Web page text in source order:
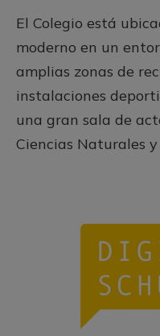
El Colegio está
moderno en un
amplias zonas de
instalaciones
una gran sala de
Ciencias Naturales